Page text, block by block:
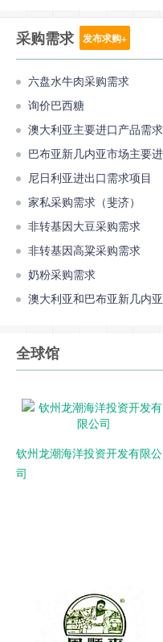
采购需求 发布求购+
六盘水牛肉采购需求
询价巴西糖
澳大利亚主要进口产品需求
巴布亚新几内亚市场主要
尼日利亚进出口需求项目
家私采购需求（斐济）
非转基因大豆采购需求
非转基因高粱采购需求
奶粉采购需求
澳大利亚和巴布亚新几内
全球馆
钦州龙潮海洋投资开发有限公
司